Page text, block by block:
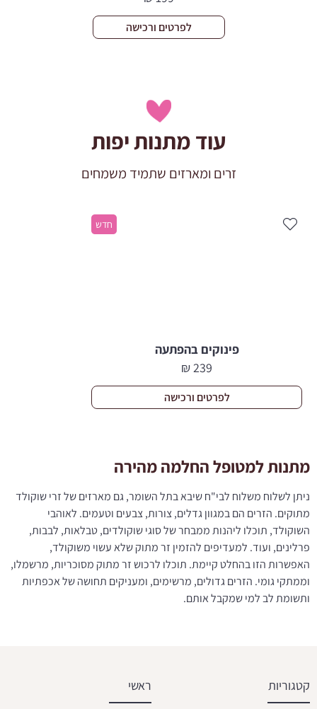
לפרטים ורכישה
עוד מתנות יפות
זרים ומארזים שתמיד משמחים
חדש
פינוקים בהפתעה
239
₪
לפרטים ורכישה
מתנות למטופל החלמה מהירה
ניתן לשלוח משלוח לבי"ח שיבא בתל השומר, גם מארזים של זרי שוקולד
מתוקים. הזרים הם במגוון גדלים, צורות, צבעים וטעמים. לאוהבי
השוקולד, תוכלו ליהנות ממבחר של סוגי שוקולדים, טבלאות, לבבות,
פרלינים, ועוד. למעדיפים להזמין זר מתוק שלא עשוי משוקולד,
האפשרות הזו בהחלט קיימת. תוכלו לרכוש זר מתוק מסוכריות, מרשמלו,
וממתקי גומי. הזרים גדולים, מרשימים, ומעניקים תחושה של אכפתיות
ותשומת לב למי שמקבל אותם.
קטגוריות ראשי